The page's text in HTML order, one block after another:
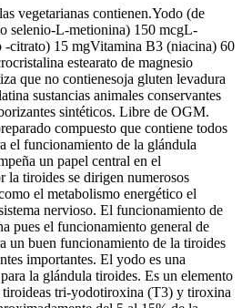
vegetarianas contienen.Yodo (de
selenio-L-metionina) 150 mcgL-
citrato) 15 mgVitamina B3 (niacina) 60
estearato de magnesio
que no contienesoja gluten levadura
sustancias animales conservantes
sintéticos. Libre de OGM.
compuesto que contiene todos
el funcionamiento de la glándula
un papel central en el
la tiroides se dirigen numerosos
el metabolismo energético el
nervioso. El funcionamiento de
pues el funcionamiento general de
un buen funcionamiento de la tiroides
importantes. El yodo es una
la glándula tiroides. Es un elemento
tiroideas tri-yodotiroxina (T3) y tiroxina